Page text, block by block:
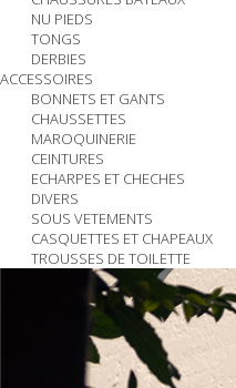
NU PIEDS
TONGS
DERBIES
ACCESSOIRES
BONNETS ET GANTS
CHAUSSETTES
MAROQUINERIE
CEINTURES
ECHARPES ET CHECHES
DIVERS
SOUS VETEMENTS
CASQUETTES ET CHAPEAUX
TROUSSES DE TOILETTE